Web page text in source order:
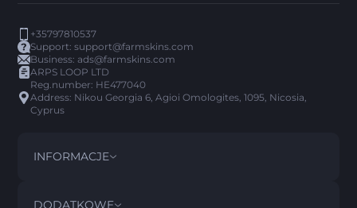
+35797810537
Support:support@farmskins.com
Business:ads@farmskins.com
ARPS LOOP LTD
Reg.number: HE477040
Address: Nikou Georgia 6, Agioi Omologites, 1095, Nicosia,
Cyprus
INFORMACJE
REGULAMIN
DODATKOWE